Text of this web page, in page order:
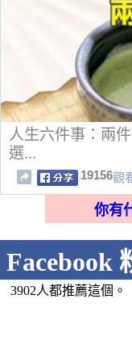
人生六件事：兩
選...
19156觀
你有
Facebook
3902人都推薦這個。